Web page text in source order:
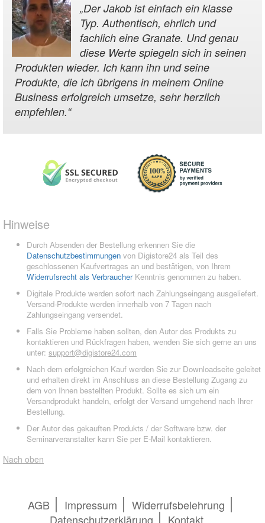
„Der Jakob ist einfach ein klasse
Typ. Authentisch, ehrlich und
fachlich eine Granate. Und genau
diese Werte spiegeln sich in seinen
Produkten wieder. Ich kann ihn und seine
Produkte, die ich übrigens in meinem Online
Business erfolgreich umsetze, sehr herzlich
empfehlen.“
Hinweise
Durch Absenden der Bestellung erkennen Sie die
Datenschutzbestimmungen von Digistore24 als Teil des
geschlossenen Kaufvertrages an und bestätigen, von Ihrem
Widerrufsrecht als VerbraucherKenntnis genommen zu haben.
Digitale Produkte werden sofort nach Zahlungseingang ausgeliefert.
Versand-Produkte werden innerhalb von 7 Tagen nach
Zahlungseingang versendet.
Falls Sie Probleme haben sollten, den Autor des Produkts zu
kontaktieren und Rückfragen haben, wenden Sie sich gerne an uns
unter: support@digistore24.com
Nach dem erfolgreichen Kauf werden Sie zur Downloadseite geleitet
und erhalten direkt im Anschluss an diese Bestellung Zugang zu
dem von Ihnen bestellten Produkt. Sollte es sich um ein
Versandprodukt handeln, erfolgt der Versand umgehend nach Ihrer
Bestellung.
Der Autor des gekauften Produkts / der Software bzw. der
Seminarveranstalter kann Sie per E-Mail kontaktieren.
Nach oben
AGB Impressum
Widerrufsbelehrung
Datenschutzerklärung
Kontakt